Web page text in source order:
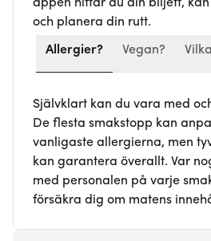
appen hittar du din biljett, kan
och planera din rutt.
Allergier? Vegan?
Självklart kan du vara med
De flesta smakstopp kan
vanligaste allergierna, men
kan garantera överallt. Var
med personalen på varje
försäkra dig om matens